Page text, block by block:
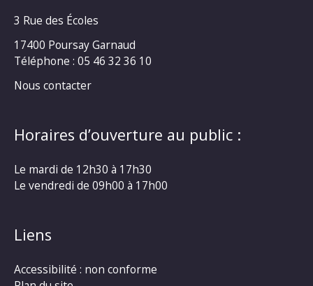
3 Rue des Écoles
17400 Poursay Garnaud
Téléphone : 05 46 32 36 10
Nous contacter
Horaires d’ouverture au public :
Le mardi de 12h30 à 17h30
Le vendredi de 09h00 à 17h00
Liens
Accessibilité : non conforme